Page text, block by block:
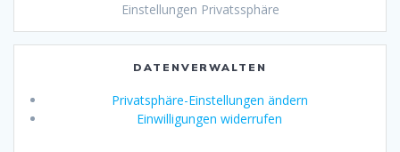
Einstellungen Privatssphäre
DATENVERWALTEN
Privatsphäre-Einstellungen ändern
Einwilligungen widerrufen